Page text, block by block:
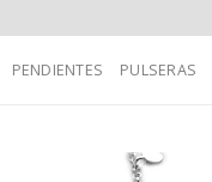
PENDIENTES PULSERAS